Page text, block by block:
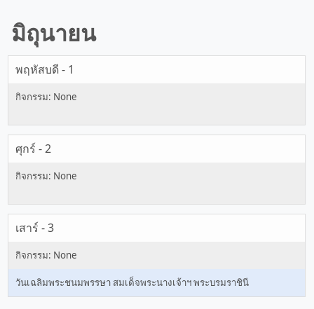
มิถุนายน
พฤหัสบดี - 1
ศุกร์ - 2
เสาร์ - 3
วันเฉลิมพระชนมพรรษา สมเด็จพระนางเจ้าฯ พระบรมราชินี